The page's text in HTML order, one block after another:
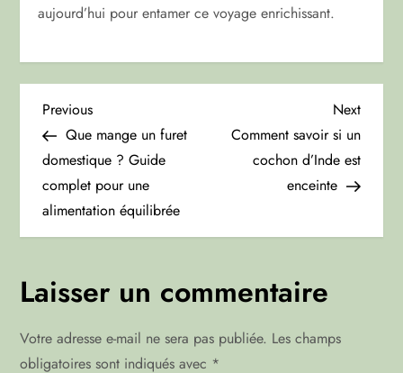
aujourd’hui pour entamer ce voyage enrichissant.
N
a
v
i
g
a
Previous
Post
Previous
Que mange un furet
domestique ? Guide
complet pour une
alimentation équilibrée
Next
Post
Next
Comment savoir si un
cochon d’Inde est
enceinte
Laisser un commentaire
Votre adresse e-mail ne sera pas publiée. Les champs
obligatoires sont indiqués avec *